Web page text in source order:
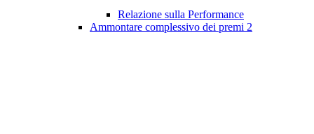
Relazione sulla Performance
Ammontare complessivo dei premi 2